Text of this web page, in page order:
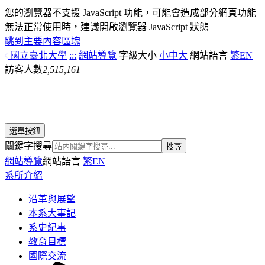
您的瀏覽器不支援 JavaScript 功能，可能會造成部分網頁功能
無法正常使用時，建議開啟瀏覽器 JavaScript 狀態
跳到主要內容區塊
國立臺北大學 ::: 網站導覽 字級大小小中大 網站語言繁EN
訪客人數2,515,161
選單按鈕
關鍵字搜尋 搜尋
網站導覽網站語言 繁EN
系所介紹
沿革與展望
本系大事記
系史紀事
教育目標
國際交流